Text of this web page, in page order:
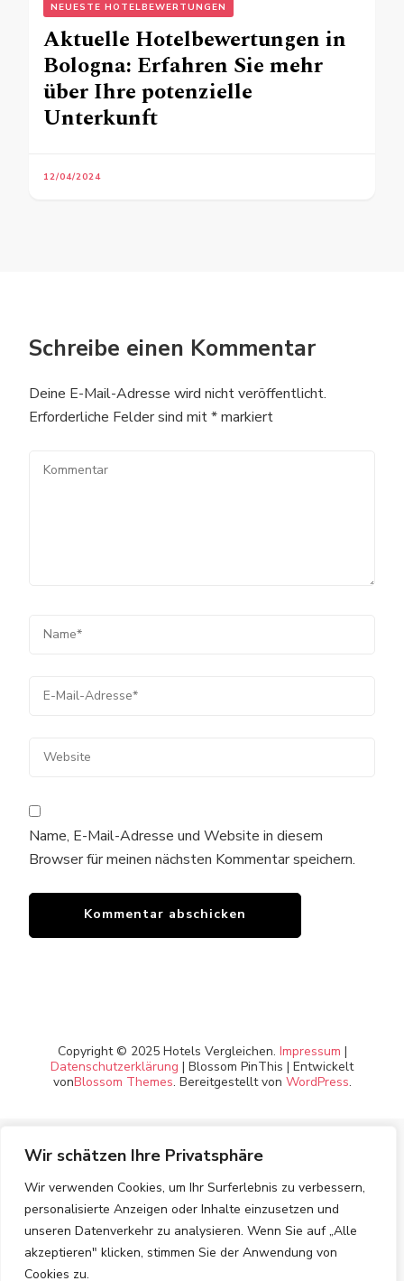
Wir schätzen Ihre Privatsphäre
Wir verwenden Cookies, um Ihr Surferlebnis zu verbessern,
personalisierte Anzeigen oder Inhalte einzusetzen und
unseren Datenverkehr zu analysieren. Wenn Sie auf „Alle
akzeptieren" klicken, stimmen Sie der Anwendung von
Cookies zu.
NEUESTE HOTELBEWERTUNGEN
Aktuelle Hotelbewertungen in
Bologna: Erfahren Sie mehr
über Ihre potenzielle
Unterkunft
12/04/2024
Schreibe einen Kommentar
Deine E-Mail-Adresse wird nicht veröffentlicht.
Erforderliche Felder sind mit*markiert
Name, E-Mail-Adresse und Website in diesem
Browser für meinen nächsten Kommentar speichern.
Copyright © 2025 Hotels Vergleichen. Impressum |
Datenschutzerklärung | Blossom PinThis | Entwickelt
vonBlossom Themes. Bereitgestellt von WordPress.